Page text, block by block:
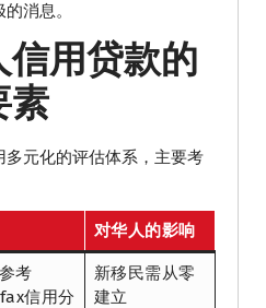
消息。
用贷款的
素
元化的评估体系，主要考
对华人的影响
考
信用分
新移民需从零
建立